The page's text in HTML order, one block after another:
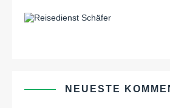
NEUESTE